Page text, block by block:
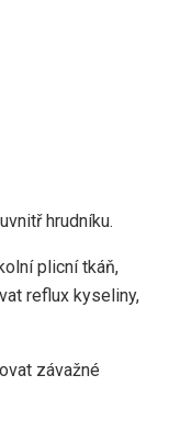
hrudníku.
plicní tkáň,
reflux kyseliny,
závažné